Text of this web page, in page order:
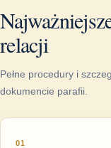
relacji
Pełne procedury i
dokumencie parafii.
01